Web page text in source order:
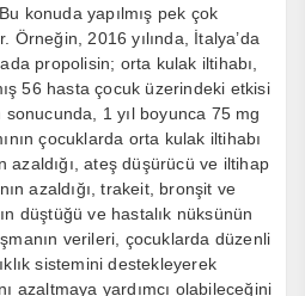
konuda yapılmış pek çok
Örneğin, 2016 yılında, İtalya’da
propolisin; orta kulak iltihabı,
56 hasta çocuk üzerindeki etkisi
sonucunda, 1 yıl boyunca 75 mg
çocuklarda orta kulak iltihabı
ateş düşürücü ve iltihap
azaldığı, trakeit, bronşit ve
düştüğü ve hastalık nüksünün
verileri, çocuklarda düzenli
sistemini destekleyerek
azaltmaya yardımcı olabileceğini